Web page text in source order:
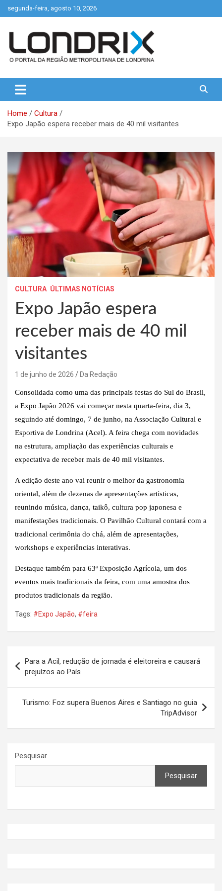
to
segunda-feira, agosto 10, 2026
Londrix
Home
Cultura
Expo Japão espera receber mais de 40 mil visitantes
CULTURA ÚLTIMAS NOTÍCIAS
Expo Japão espera
receber mais de 40 mil
visitantes
1 de junho de 2026 Da Redação
Consolidada como uma das principais festas do Sul do Brasil,
a Expo Japão 2026 vai começar nesta quarta-feira, dia 3,
seguindo até domingo, 7 de junho, na Associação Cultural e
Esportiva de Londrina (Acel). A feira chega com novidades
na estrutura, ampliação das experiências culturais e
expectativa de receber mais de 40 mil visitantes.
A edição deste ano vai reunir o melhor da gastronomia
oriental, além de dezenas de apresentações artísticas,
reunindo música, dança, taikô, cultura pop japonesa e
manifestações tradicionais. O Pavilhão Cultural contará com a
tradicional cerimônia do chá, além de apresentações,
workshops e experiências interativas.
Destaque também para 63ª Exposição Agrícola, um dos
eventos mais tradicionais da feira, com uma amostra dos
produtos tradicionais da região.
Tags: #Expo Japão, #feira
de
Post
Para a Acil, redução de jornada é eleitoreira e causará
prejuízos ao País
Turismo: Foz supera Buenos Aires e Santiago no guia
TripAdvisor
Pesquisar
Pesquisar